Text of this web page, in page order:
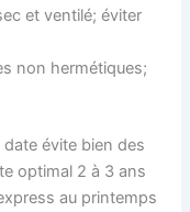
et ventilé; éviter
non hermétiques;
évite bien des
optimal 2 à 3 ans
au printemps